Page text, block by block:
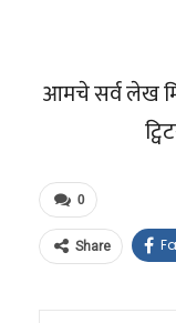
आमचे सर्व लेख
0
Share